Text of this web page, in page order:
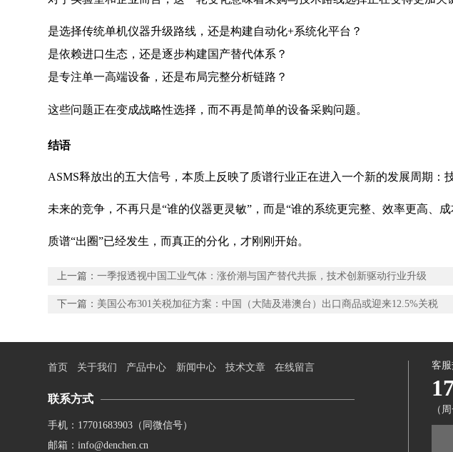
是选择传统单机仪器升级路线，还是构建自动化+系统化平台？
是依赖进口生态，还是逐步构建国产替代体系？
是专注单一高端设备，还是布局完整分析链路？
这些问题正在变成战略性选择，而不再是简单的设备采购问题。
结语
ASMS释放出的五大信号，本质上反映了质谱行业正在进入一个新的发展周期：
未来的竞争，不再只是“谁的仪器更灵敏”，而是“谁的系统更完整、效率更高、成
质谱“出圈”已经发生，而真正的分化，才刚刚开始。
上一篇：一季报透视中国工业气体：涨价潮与国产替代共振，技术创新驱动行业升级
下一篇： 美国公布301关税加征方案：中国（大陆及港澳台）出口商品或迎来12.5%关税
首页 关于我们 产品中心 新闻中心 技术文章 在线留言
联系方式
手机：17701683903（同微信号）
邮箱：info@denchen.cn
客
（